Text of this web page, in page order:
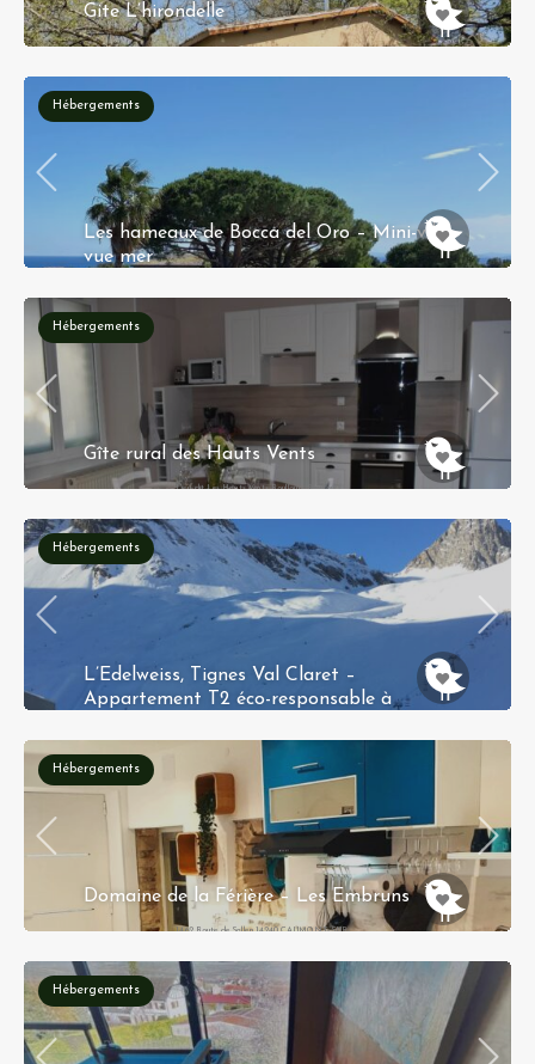
Gite L’hirondelle
Hébergements
Les hameaux de Bocca del Oro – Mini-villa
vue mer
Palombaggia, Porto-Vecchio, France
Hébergements
Gîte rural des Hauts Vents
Lieu-dit Les Hauts Vents Roullours Roullours
Hébergements
L’Edelweiss, Tignes Val Claret –
Appartement T2 éco-responsable à
287 Rue du Val Claret 73320 Tignes
Hébergements
Domaine de la Férière – Les Embruns
1462 Route de Sallen 14240 CAUMONT-SUR-
Hébergements